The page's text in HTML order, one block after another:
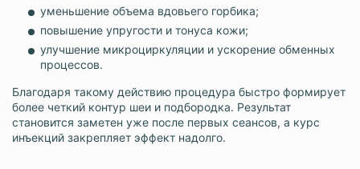
уменьшение объема вдовьего горбика;
повышение упругости и тонуса кожи;
улучшение микроциркуляции и ускорение обменных
процессов.
Благодаря такому действию процедура быстро формирует
более четкий контур шеи и подбородка. Результат
становится заметен уже после первых сеансов, а курс
инъекций закрепляет эффект надолго.